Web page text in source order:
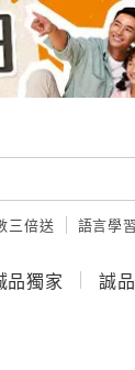
三倍送 語言學
品獨家 誠